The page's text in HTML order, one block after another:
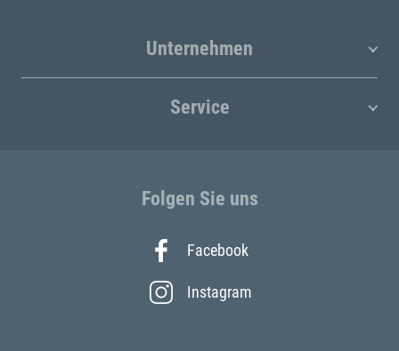
Unternehmen
Service
Folgen Sie uns
Facebook
Instagram